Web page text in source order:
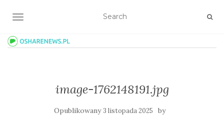
TOGGLE NAVIGATION
image-1762148191.jpg
Opublikowany 3 listopada 2025 by